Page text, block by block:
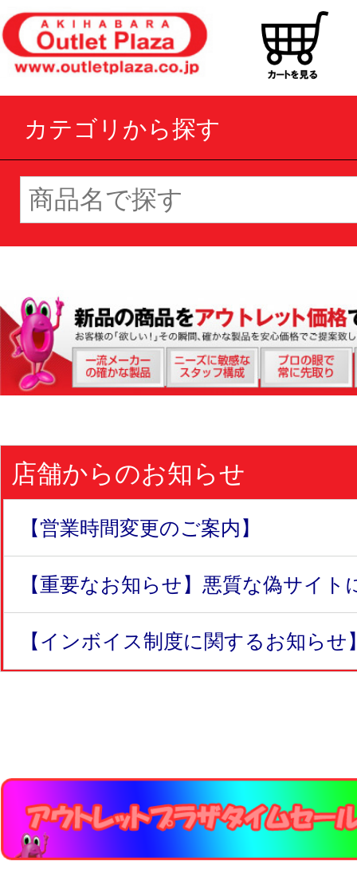
カテゴリから探す
店舗からのお知らせ
【営業時間変更のご案内】
【重要なお知らせ】悪質な偽サイト
【インボイス制度に関するお知らせ